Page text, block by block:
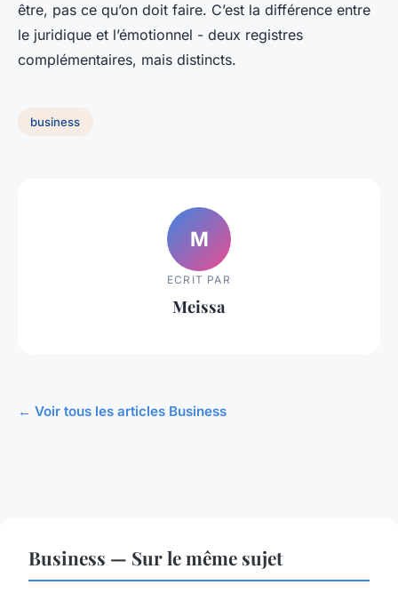
être, pas ce qu’on doit faire. C’est la différence entre
le juridique et l’émotionnel - deux registres
complémentaires, mais distincts.
business
M
ECRIT PAR
Meissa
← Voir tous les articles Business
Business — Sur le même sujet